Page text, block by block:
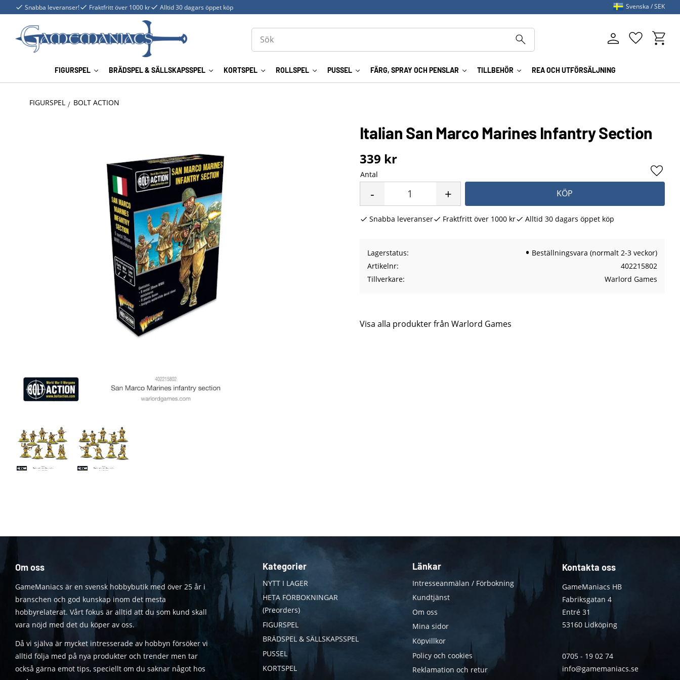
Snabba leveranser! Fraktfritt över 1000 kr Alltid 30 dagars öppet köp
FIGURSPEL BRÄDSPEL & SÄLLSKAPSSPEL KORTSPEL ROLLSPEL PUSSEL FÄRG, SPRAY OCH PENSLAR TILLBEHÖR REA OCH UTFÖRSÄLJNING
Favoriter
Svenska SEK
FIGURSPEL BOLT ACTION
Italian San Marco Marines Infantry Section
339 kr
Antal
+
- KÖP
Lägg
Snabba leveranser Fraktfritt över 1000 kr Alltid 30 dagars öppet köp
Lagerstatus
Beställningsvara (normalt 2-3 veckor)
Artikelnr
402215802
Tillverkare
Warlord Games
Visa alla produkter från Warlord Games
Om oss
GameManiacs är en svensk hobbybutik med över 25 år i
branschen och god kunskap inom det mesta
hobbyrelaterat. Vårt fokus är alltid att du som kund skall
vara nöjd med det du köper av oss.
Då vi själva är mycket intresserade av hobbyn försöker vi
alltid följa med på nya produkter och trender men tar
också gärna emot tips, speciellt om du saknar något hos
Kategorier
NYTT I LAGER
HETA FÖRBOKNINGAR
(Preorders)
FIGURSPEL
BRÄDSPEL & SÄLLSKAPSSPEL
PUSSEL
KORTSPEL
Länkar
Intresseanmälan / Förbokning
Kundtjänst
Om oss
Mina sidor
Köpvillkor
Policy och cookies
Reklamation och retur
Kontakta oss
GameManiacs HB
Fabriksgatan 4
Entré 31
53160 Lidköping
0705 - 19 02 74
info@gamemaniacs.se